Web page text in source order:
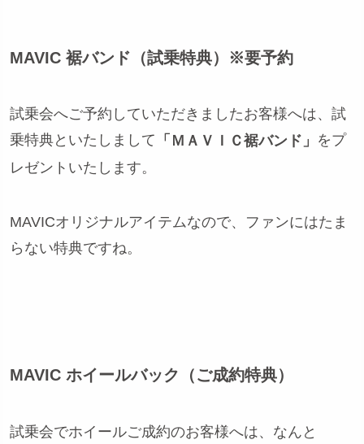
MAVIC 裾バンド（試乗特典）※要予約
試乗会へご予約していただきましたお客様へは、試
乗特典といたしまして 「ＭＡＶＩＣ裾バンド」 をプ
レゼントいたします。
MAVICオリジナルアイテムなので、ファンにはたま
らない特典ですね。
MAVIC ホイールバック（ご成約特典）
試乗会でホイールご成約のお客様へは、なんと